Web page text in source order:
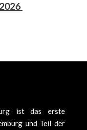
ist das erste
und Teil der